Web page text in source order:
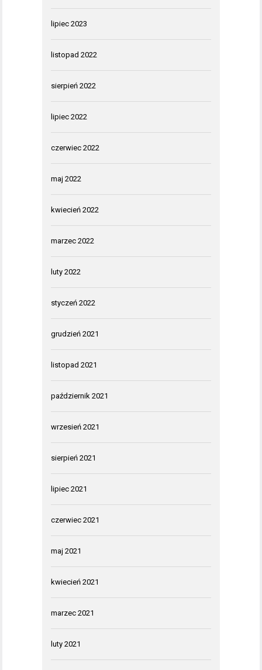
lipiec 2023
listopad 2022
sierpień 2022
lipiec 2022
czerwiec 2022
maj 2022
kwiecień 2022
marzec 2022
luty 2022
styczeń 2022
grudzień 2021
listopad 2021
październik 2021
wrzesień 2021
sierpień 2021
lipiec 2021
czerwiec 2021
maj 2021
kwiecień 2021
marzec 2021
luty 2021